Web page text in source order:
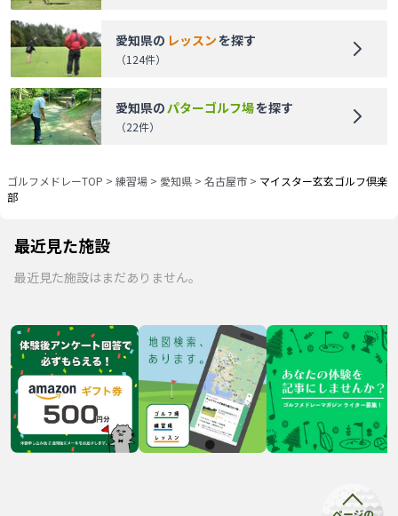
愛知県の レッスンを探す
（124件）
愛知県のパターゴルフ場を探す
（22件）
ゴルフメドレーTOP > 練習場 > 愛知県 > 名古屋市 > マイスター玄玄ゴルフ倶楽
部
最近見た施設
最近見た施設はまだありません。